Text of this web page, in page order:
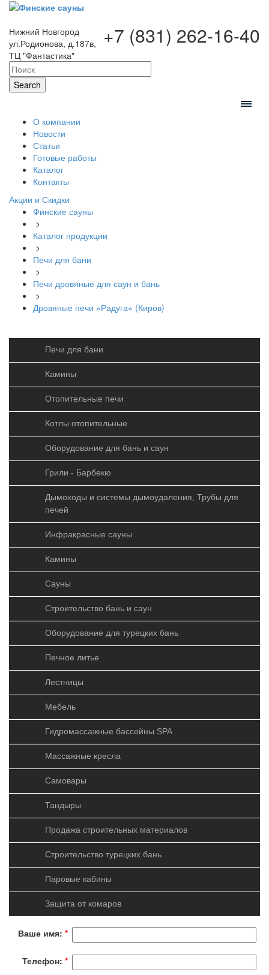
+7 (831) 262-16-40
Нижний Новгород
ул.Родионова, д.187в,
ТЦ "Фантастика"
Search
О компании
Новости
Статьи
Готовые работы
Каталог
Контакты
Акции и Скидки
Финские сауны
>
Каталог продукции
>
Печи для бани
>
Печи дровяные для саун и бань
>
Дровяные печи «Радуга» (Киров)
Печи для бани
Камины
Отопительные печи
Котлы отопительные
Оборудование для бань и саун
Грили - Барбекю
Дымоходы и системы дымоудаления, Трубы для
печей
Инфракрасные сауны
Камины
Сауны
Строительство бань и саун
Оборудование для турецких бань
Печное литье
Лестницы
Мебель
Гидромассажные бассейны SPA
Массажные кресла
Самовары
Тандыры
Продажа строительных материалов
Строительство турецких бань
Паровые кабины
Защита от комаров
Деревяная печь Радуга
ПБ-11Б
Объем парильного помещения, м3:
15-20
Ширина, мм:
Высота, мм:
770
Диаметр дымохода (мм):
«Дровяные печи «Радуга» (Киров)»
Просьба цены и наличие товара уточнять в магазинах
Оформить заявку на продукцию
Ваше имя: *
Телефон: *